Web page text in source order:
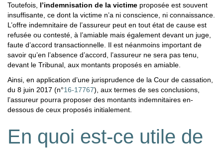
Toutefois, l’indemnisation de la victime proposée est souvent
insuffisante, ce dont la victime n’a ni conscience, ni connaissance.
L’offre indemnitaire de l’assureur peut en tout état de cause est
refusée ou contesté, à l’amiable mais également devant un juge,
faute d’accord transactionnelle. Il est néanmoins important de
savoir qu’en l’absence d’accord, l’assureur ne sera pas tenu,
devant le Tribunal, aux montants proposés en amiable.
Ainsi, en application d’une jurisprudence de la Cour de cassation,
du 8 juin 2017 (n°16-17767), aux termes de ses conclusions,
l’assureur pourra proposer des montants indemnitaires en-
dessous de ceux proposés initialement.
En quoi est-ce utile de